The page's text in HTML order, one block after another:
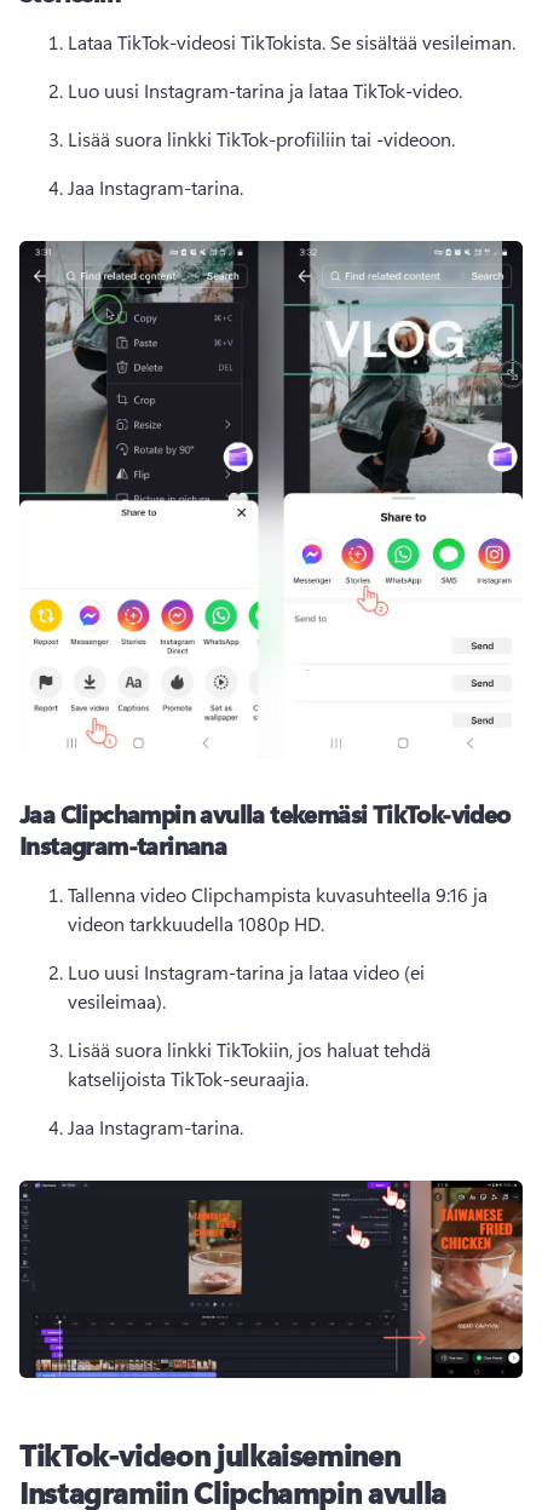
Lataa TikTok-videosi TikTokista. Se sisältää vesileiman.
Luo uusi Instagram-tarina ja lataa TikTok-video.
Lisää suora linkki TikTok-profiiliin tai -videoon.
Jaa Instagram-tarina.
Jaa Clipchampin avulla tekemäsi TikTok-video
Instagram-tarinana
Tallenna video Clipchampista kuvasuhteella 9:16 ja
videon tarkkuudella 1080p HD.
Luo uusi Instagram-tarina ja lataa video (ei
vesileimaa).
Lisää suora linkki TikTokiin, jos haluat tehdä
katselijoista TikTok-seuraajia.
Jaa Instagram-tarina.
TikTok-videon julkaiseminen
Instagramiin Clipchampin avulla